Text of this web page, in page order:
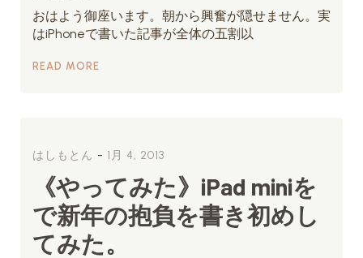
おはよう御座います。朝から興奮が隠せません。実
はiPhoneで書いた記事が全体の五割以
READ MORE
はしもとん - 1月 4, 2013
《やってみた》iPad miniを
で新年の抱負を書き初めし
てみた。